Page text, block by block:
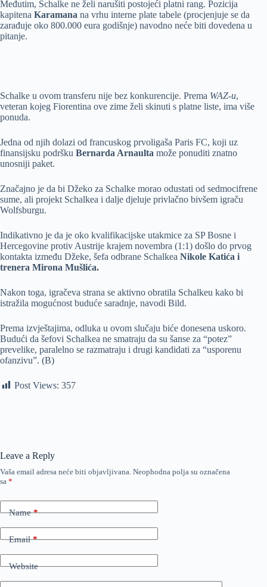
Međutim, Schalke ne želi narušiti postojeći platni rang. Pozicija
kapitena Karamana na vrhu interne plate tabele (procjenjuje se da
zarađuje oko 800.000 eura godišnje) navodno neće biti dovedena u
pitanje.
Schalke u ovom transferu nije bez konkurencije. Prema WAZ-u,
veteran kojeg Fiorentina ove zime želi skinuti s platne liste, ima više
ponuda.
Jedna od njih dolazi od francuskog prvoligaša Paris FC, koji uz
finansijsku podršku Bernarda Arnaulta može ponuditi znatno
unosniji paket.
Značajno je da bi Džeko za Schalke morao odustati od sedmocifrene
sume, ali projekt Schalkea i dalje djeluje privlačno bivšem igraču
Wolfsburgu.
Indikativno je da je oko kvalifikacijske utakmice za SP Bosne i
Hercegovine protiv Austrije krajem novembra (1:1) došlo do prvog
kontakta između Džeke, šefa odbrane Schalkea Nikole Katića i
trenera Mirona Mušlića.
Nakon toga, igračeva strana se aktivno obratila Schalkeu kako bi
istražila mogućnost buduće saradnje, navodi Bild.
Prema izvještajima, odluka u ovom slučaju biće donesena uskoro.
Budući da šefovi Schalkea ne smatraju da su šanse za “potez”
prevelike, paralelno se razmatraju i drugi kandidati za “usporenu
ofanzivu”. (B)
Post Views: 357
Leave a Reply
Vaša email adresa neće biti objavljivana. Neophodna polja su označena
sa *
Name*
Email*
Website